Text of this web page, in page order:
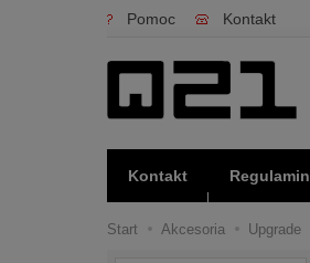
Pomoc Kontakt
Kontakt Regulamin
Start Akcesoria Upgrade